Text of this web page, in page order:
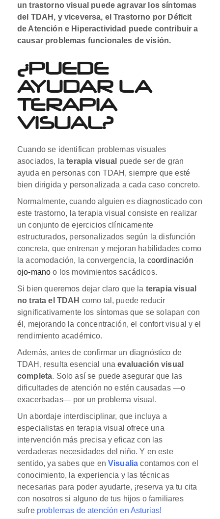
un trastorno visual puede agravar los síntomas
del TDAH, y viceversa, el Trastorno por Déficit
de Atención e Hiperactividad puede contribuir a
causar problemas funcionales de visión.
¿PUEDE
AYUDAR LA
TERAPIA
VISUAL?
Cuando se identifican problemas visuales
asociados, laterapia visual puede ser de gran
ayuda en personas con TDAH, siempre que esté
bien dirigida y personalizada a cada caso concreto.
Normalmente, cuando alguien es diagnosticado con
este trastorno, la terapia visual consiste en realizar
un conjunto de ejercicios clínicamente
estructurados, personalizados según la disfunción
concreta, que entrenan y mejoran habilidades como
la acomodación, la convergencia, la coordinación
ojo-mano o los movimientos sacádicos.
Si bien queremos dejar claro que la terapia visual
no trata el TDAH como tal, puede reducir
significativamente los síntomas que se solapan con
él, mejorando la concentración, el confort visual y el
rendimiento académico.
Además, antes de confirmar un diagnóstico de
TDAH, resulta esencial una evaluación visual
completa. Solo así se puede asegurar que las
dificultades de atención no estén causadas —o
exacerbadas— por un problema visual.
Un abordaje interdisciplinar, que incluya a
especialistas en terapia visual ofrece una
intervención más precisa y eficaz con las
verdaderas necesidades del niño. Y en este
sentido, ya sabes que enVisualia contamos con el
conocimiento, la experiencia y las técnicas
necesarias para poder ayudarte, ¡reserva ya tu cita
con nosotros si alguno de tus hijos o familiares
sufre problemas de atención en Asturias!